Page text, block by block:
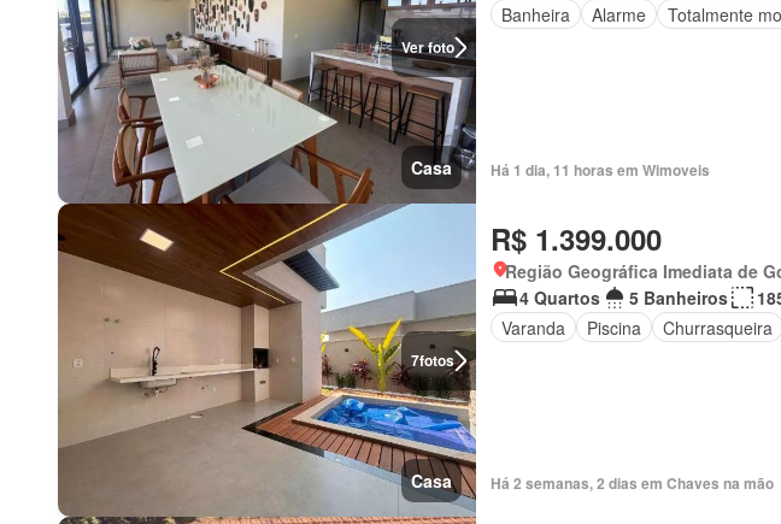
Ver foto
Casa
Banheira
Alarme Totalmente
Há 1 dia, 11 horas em Wimoveis
7fotos
Casa
R$ 1.399.000
Região Geográfica Imediata de
4 Quartos
5 Banheiros
Varanda
Piscina Churrasqueira
Há 2 semanas, 2 dias em Chaves na mão